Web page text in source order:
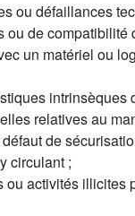
ou défaillances
ou de compatibilité
un matériel ou
intrinsèques
relatives au
de
circulant ;
ou activités illicites